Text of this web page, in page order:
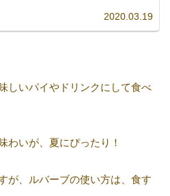
2020.03.19
しいパイやドリンクにして食べ
わいが、夏にぴったり！
が、ルバーブの使い方は、食す